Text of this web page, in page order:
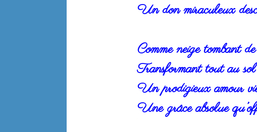
Un don miraculeux
Comme neige tombant
Transformant tout au
Un prodigieux amour
Une grâce absolue